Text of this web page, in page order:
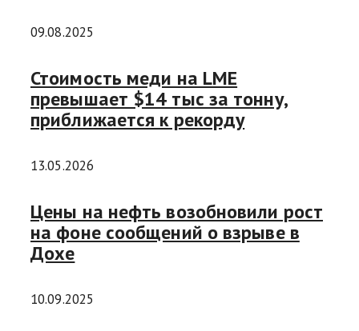
09.08.2025
Стоимость меди на LME
превышает $14 тыс за тонну,
приближается к рекорду
13.05.2026
Цены на нефть возобновили рост
на фоне сообщений о взрыве в
Дохе
10.09.2025